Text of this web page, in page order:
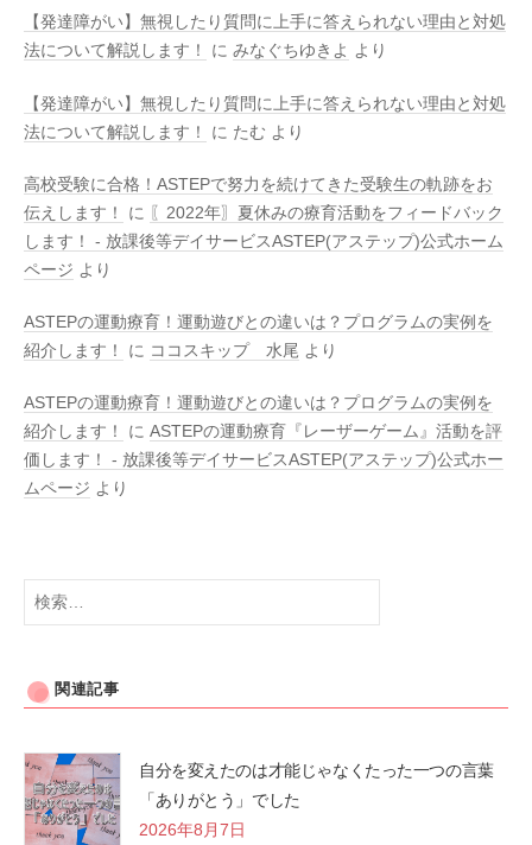
【発達障がい】無視したり質問に上手に答えられない理由と対処
法について解説します！
に みなぐちゆきよ より
【発達障がい】無視したり質問に上手に答えられない理由と対処
法について解説します！
に たむ より
高校受験に合格！ASTEPで努力を続けてきた受験生の軌跡をお
伝えします！
に
〖2022年〗夏休みの療育活動をフィードバック
します！ - 放課後等デイサービスASTEP(アステップ)公式ホーム
ページ より
ASTEPの運動療育！運動遊びとの違いは？プログラムの実例を
紹介します！
に ココスキップ 水尾 より
ASTEPの運動療育！運動遊びとの違いは？プログラムの実例を
紹介します！
に ASTEPの運動療育『レーザーゲーム』活動を評
価します！ - 放課後等デイサービスASTEP(アステップ)公式ホー
ムページ より
検
索:
関連記事
自分を変えたのは才能じゃなくたった一つの言葉
「ありがとう」でした
2026年8月7日